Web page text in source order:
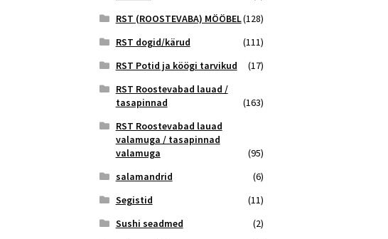
RST (ROOSTEVABA) MÖÖBEL(128)
RST dogid/kärud
(111)
RST Potid ja köögi tarvikud
(17)
RST Roostevabad lauad /
tasapinnad
(163)
RST Roostevabad lauad
valamuga / tasapinnad
valamuga
(95)
salamandrid
(6)
Segistid
(11)
Sushi seadmed
(2)